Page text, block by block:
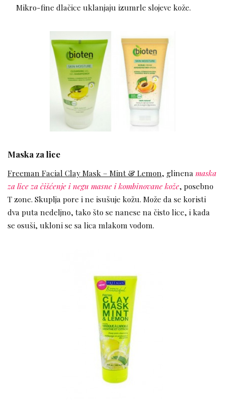
Mikro-fine dlačice uklanjaju izumrle slojeve kože.
Maska za lice
Freeman Facial Clay Mask – Mint & Lemon, glinena maska
za lice za čišćenje i negu masne i kombinovane kože, posebno
T zone. Skuplja pore i ne isušuje kožu. Može da se koristi
dva puta nedeljno, tako što se nanese na čisto lice, i kada
se osuši, ukloni se sa lica mlakom vodom.